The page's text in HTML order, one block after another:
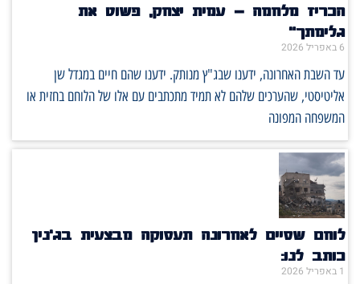
הכריז מלחמה – עמית יצחק, פשוט את
גלימתך"
6 באפריל 2026
עד השבת האחרונה, ידענו שבג"ץ מנותק. ידענו שהם חיים במגדל שן
אליטיסטי, שהערכים שלהם לא תמיד מתכתבים עם אלו של הלוחם בחזית או
המשפחה המפונה
לוחם שסיים לאחרונה תעסוקה מבצעית בג'נין
כותב לנו:
1 באפריל 2026